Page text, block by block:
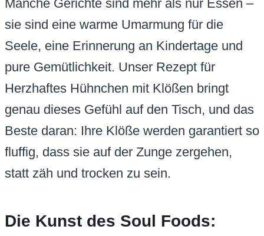
Manche Gerichte sind mehr als nur Essen –
sie sind eine warme Umarmung für die
Seele, eine Erinnerung an Kindertage und
pure Gemütlichkeit. Unser Rezept für
Herzhaftes Hühnchen mit Klößen bringt
genau dieses Gefühl auf den Tisch, und das
Beste daran: Ihre Klöße werden garantiert so
fluffig, dass sie auf der Zunge zergehen,
statt zäh und trocken zu sein.
Die Kunst des Soul Foods: